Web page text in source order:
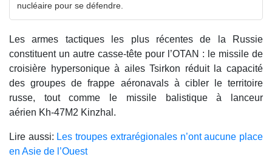
nucléaire pour se défendre.
Les armes tactiques les plus récentes de la Russie
constituent un autre casse-tête pour l’OTAN : le missile de
croisière hypersonique à ailes Tsirkon réduit la capacité
des groupes de frappe aéronavals à cibler le territoire
russe, tout comme le missile balistique à lanceur
aérien Kh-47M2 Kinzhal.
Lire aussi: Les troupes extrarégionales n’ont aucune place
en Asie de l’Ouest